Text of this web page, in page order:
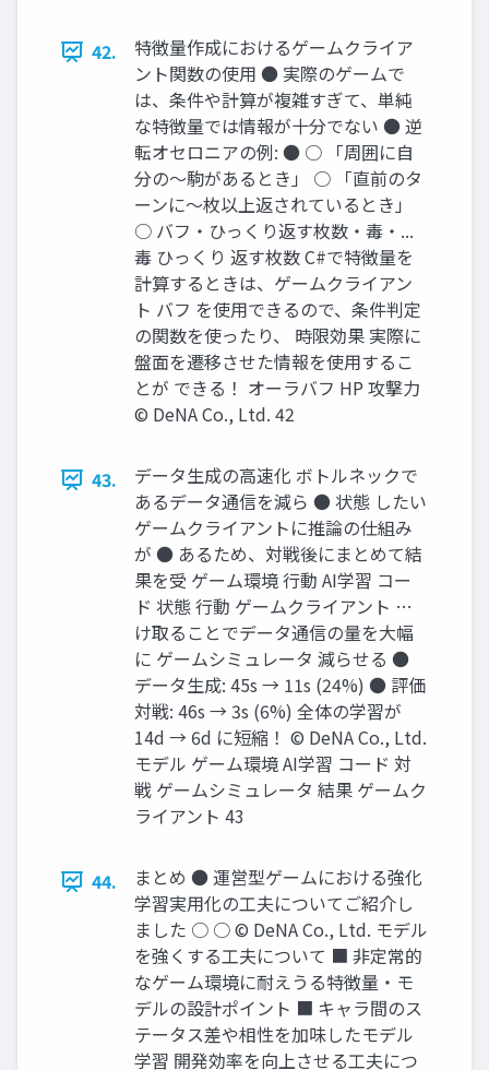
42.
特徴量作成におけるゲームクライア
ント関数の使用 ● 実際のゲームで
は、条件や計算が複雑すぎて、単純
な特徴量では情報が十分でない ● 逆
転オセロニアの例: ● ○ 「周囲に自
分の〜駒があるとき」 ○ 「直前のタ
ーンに〜枚以上返されているとき」
○ バフ・ひっくり返す枚数・毒・...
毒 ひっくり 返す枚数 C#で特徴量を
計算するときは、ゲームクライアン
ト バフ を使用できるので、条件判定
の関数を使ったり、 時限効果 実際に
盤面を遷移させた情報を使用するこ
とが できる！ オーラバフ HP 攻撃力
© DeNA Co., Ltd. 42
43.
データ生成の高速化 ボトルネックで
あるデータ通信を減ら ● 状態 したい
ゲームクライアントに推論の仕組み
が ● あるため、対戦後にまとめて結
果を受 ゲーム環境 行動 AI学習 コー
ド 状態 行動 ゲームクライアント …
け取ることでデータ通信の量を大幅
に ゲームシミュレータ 減らせる ●
データ生成: 45s → 11s (24%) ● 評価
対戦: 46s → 3s (6%) 全体の学習が
14d → 6d に短縮！ © DeNA Co., Ltd.
モデル ゲーム環境 AI学習 コード 対
戦 ゲームシミュレータ 結果 ゲームク
ライアント 43
44.
まとめ ● 運営型ゲームにおける強化
学習実用化の工夫についてご紹介し
ました ○ ○ © DeNA Co., Ltd. モデル
を強くする工夫について ■ 非定常的
なゲーム環境に耐えうる特徴量・モ
デルの設計ポイント ■ キャラ間のス
テータス差や相性を加味したモデル
学習 開発効率を向上させる工夫につ